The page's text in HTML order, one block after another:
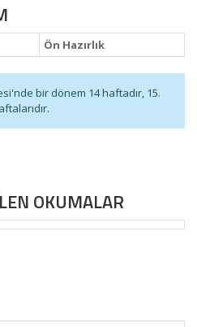
Ön Hazırlık
bir dönem 14 haftadır, 15.
OKUMALAR